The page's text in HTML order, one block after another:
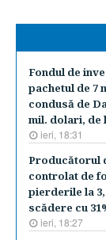
Fondul de
pachetul de 7
condusă de
mil. dolari, de
ieri, 18:31
Producătorul
controlat de
pierderile la
scădere cu
ieri, 18:27